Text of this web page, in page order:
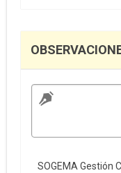
SOGEMA Gestión